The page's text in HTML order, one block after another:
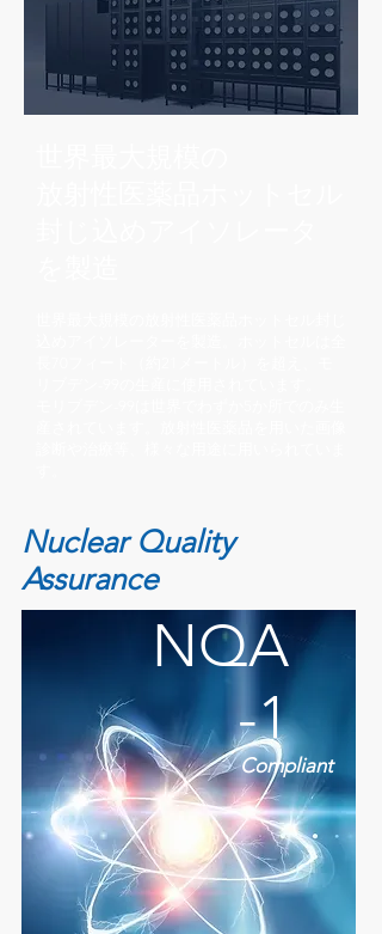
Nuclear Quality
Assurance
NQA
-1
Compliant